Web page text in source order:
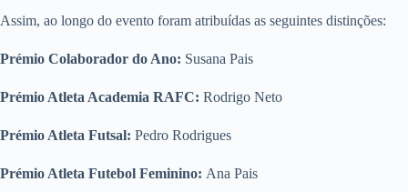
Assim, ao longo do evento foram atribuídas as seguintes distinções:
Prémio Colaborador do Ano: Susana Pais
Prémio Atleta Academia RAFC: Rodrigo Neto
Prémio Atleta Futsal: Pedro Rodrigues
Prémio Atleta Futebol Feminino: Ana Pais